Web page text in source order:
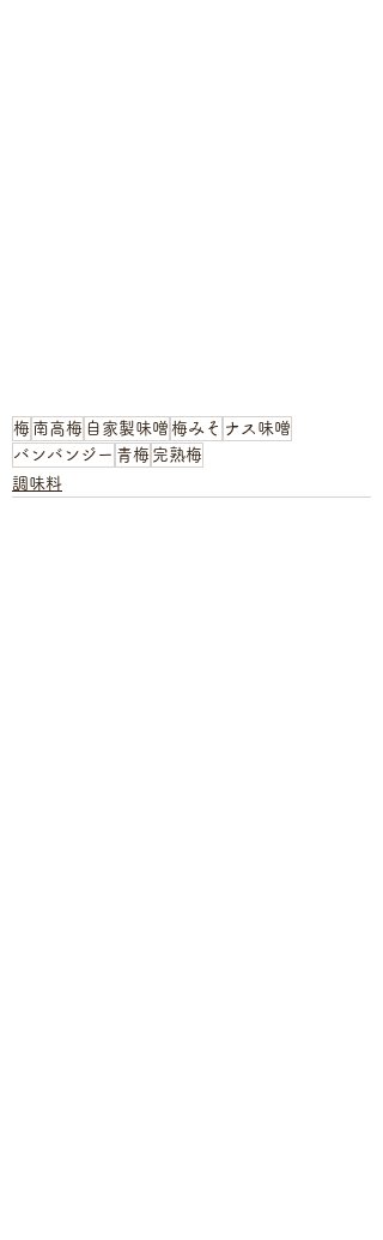
梅 南高梅 自家製味噌 梅みそ ナス味噌
バンバンジー 青梅 完熟梅
調味料